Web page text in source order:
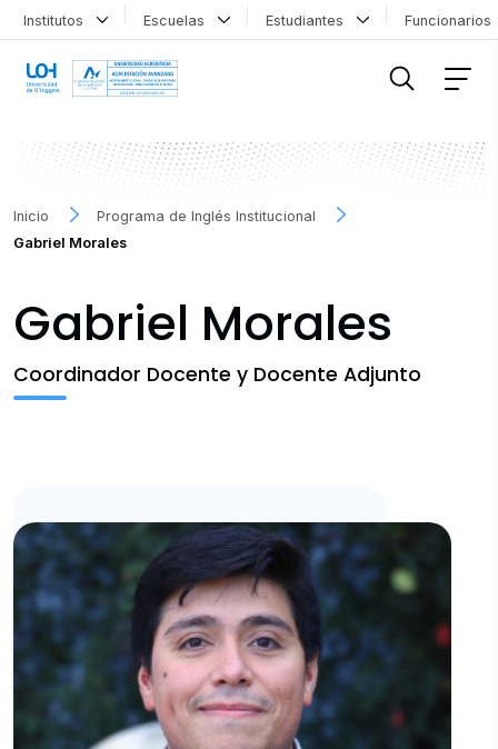
Institutos Escuelas Estudiantes
Inicio
Programa de Inglés Institucional
Gabriel Morales
Gabriel Morales
Coordinador Docente y Docente Adjunto